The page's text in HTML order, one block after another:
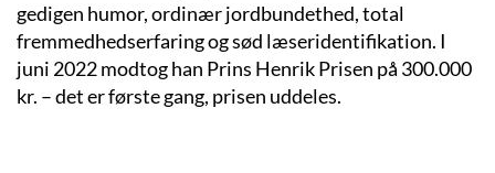
gedigen humor, ordinær jordbundethed, total
fremmedhedserfaring og sød læseridentifikation. I
juni 2022 modtog han Prins Henrik Prisen på 300.000
kr. – det er første gang, prisen uddeles.